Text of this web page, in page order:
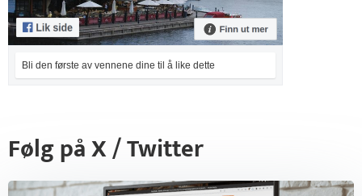
Bli den første av vennene dine til å like dette
Følg på X / Twitter